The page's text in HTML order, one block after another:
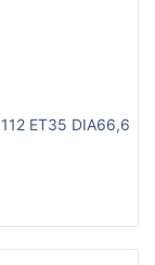
ET35 DIA66,6